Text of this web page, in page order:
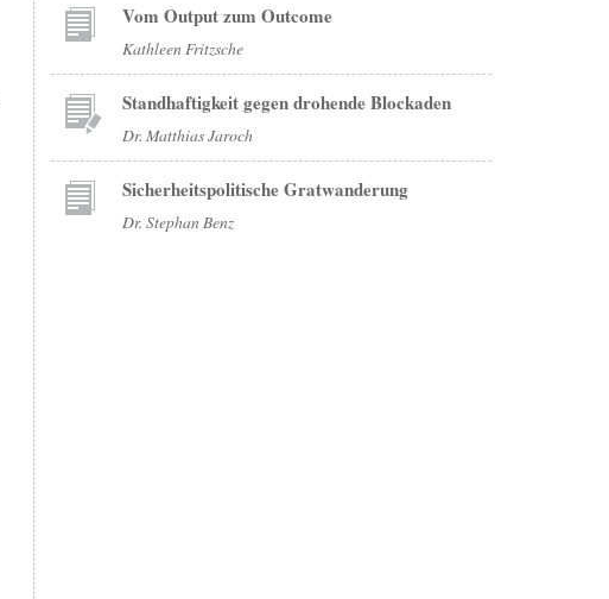
Vom Output zum Outcome
Kathleen Fritzsche
Standhaftigkeit gegen drohende Blockaden
Dr. Matthias Jaroch
Sicherheitspolitische Gratwanderung
Dr. Stephan Benz